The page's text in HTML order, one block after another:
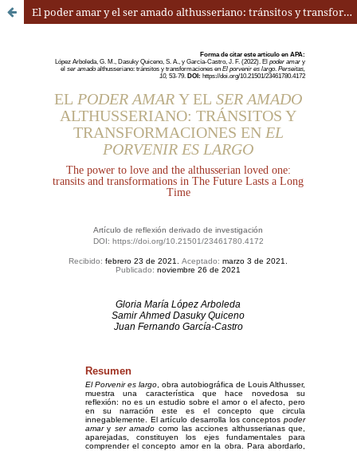
El poder amar y el ser amado althusseriano: tránsitos y transformaciones en El porvenir es largo